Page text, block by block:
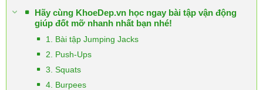
Hãy cùng KhoeDep.vn học ngay bài tập vận động
giúp đốt mỡ nhanh nhất bạn nhé!
1. Bài tập Jumping Jacks
2. Push-Ups
3. Squats
4. Burpees